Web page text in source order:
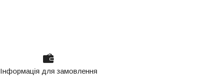
Інформація для замовлення